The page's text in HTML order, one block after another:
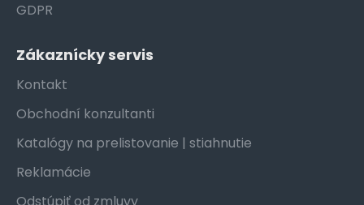
GDPR
Zákaznícky servis
Kontakt
Obchodní konzultanti
Katalógy na prelistovanie | stiahnutie
Reklamácie